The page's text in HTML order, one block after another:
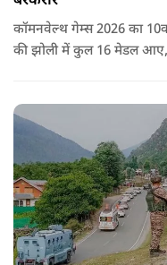
कॉमनवेल्थ गेम्स 2026 का
की झोली में कुल 16 मेडल आए,